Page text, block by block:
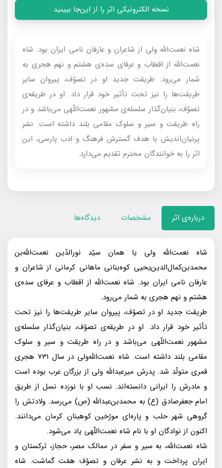
نسخه الکترونیکی اثر را از این‌جا ببینید
شاه نعمت‌الله ولى از شاعران و عارفان نامى ايران بود. شاه
نعمت‌الله از اقطاب و عرفاى سده‌ى هشتم و نهم هجرى به
شمار مى‌رود. طريقت جديد او در تصوّف، پيروان ساير
طريقت‌ها را نيز تحت تأثير خود قرار داد. او در طريقه‌ى
تصوّف، بنيان‌گذار سلسله‌ى مشهور نعمت‌اللّهى مى‌باشد و در
راه طريقت و سير و سلوک مقامى بلند داشته است. نشر
پرنيان‌انديش با هدف گسترش فرهنگ و ادب پارسى، اين
اثر را به خوانندگان محترم تقديم مى‌دارد.
درباره‌ی اثر مشخصات دیدگاه‌ها
شاه نعمت‌الله ولى يا همان سيّد نورالدّين نعمت‌الله‌بن
محمد‌بن‌كمال‌الدين‌يحيى كوه‌بنانى ماهانى كرمانى از شاعران و
عارفان نامى ايران بود. شاه نعمت‌الله از اقطاب و عرفاى سده‌ى
هشتم و نهم هجرى به شمار مى‌رود.
طريقت جديد او در تصوّف، پيروان ساير طريقت‌ها را نيز تحت
تأثير خود قرار داد. او در طريقه‌ى تصوّف، بنيان‌گذار سلسله‌ى
مشهور نعمت‌اللّهى مى‌باشد و در راه طريقت و سير و سلوک
مقامى بلند داشته است. شاه نعمت‌الله‌ولى در سال 731 هجرى
قمرى متولّد شد. پدرش مير‌عبدالله ولى از بزرگان عرب بوده است
و مادرش را ايرانى دانسته‌اند. نسب او با نوزده نسل از طريق
امام جعفر‌صادق (ع) به محمد‌بن‌عبدالله (ص) مى‌رسد. ولادتش را
گروهى شهر حلب و پاره‌اى مورّخين كوهبنان كرمان مى‌دانند.
اكنون از نوادگان او با نام شاه نعمت‌اللّهى ياد مى‌شود.
شاه نعمت‌الله، به سير و سفر در ممالک مصر، حجاز، تركستان و
ايران پرداخت و به نشر عرفان و تصوّف همّت گماشت. شاه